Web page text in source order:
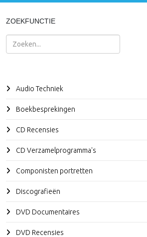
ZOEKFUNCTIE
Zoeken
Audio Techniek
Boekbesprekingen
CD Recensies
CD Verzamelprogramma's
Componisten portretten
Discografieën
DVD Documentaires
DVD Recensies